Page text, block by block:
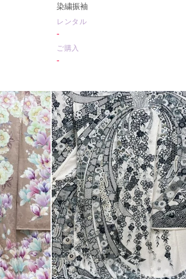
染繍振袖
レンタル
-
ご購入
-